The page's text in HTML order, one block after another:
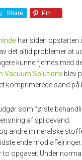
Share Pin
har siden opstarten
det altid problemer at
kunne fjernes med
Vacuum Solutions blev
komprimerede sand på
som første
af spildevand.
andre mineralske
ende mod
opgaver. Under